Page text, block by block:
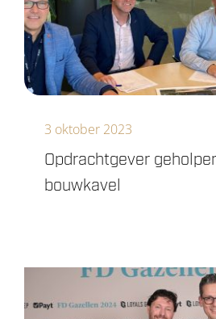
Opdrachtgever
bouwkavel
3 oktober 2023